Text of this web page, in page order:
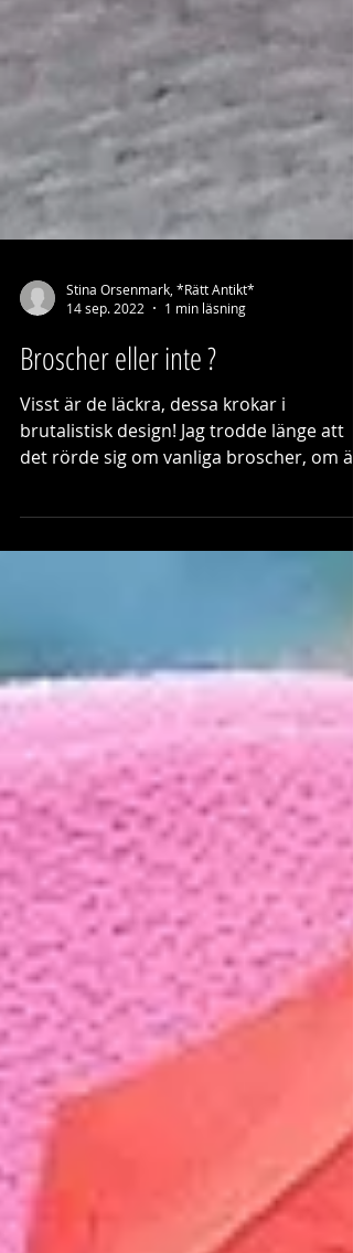
Stina Orsenmark, *Rätt Antikt*
14 sep. 2022
1 min läsning
Broscher eller inte ?
Visst är de läckra, dessa krokar i
det rörde sig om vanliga broscher, om